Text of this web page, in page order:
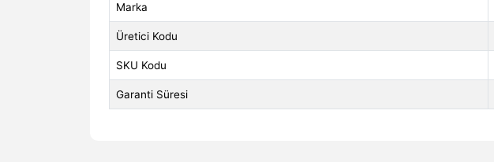
Marka
Üretici Kodu
SKU Kodu
Garanti Süresi